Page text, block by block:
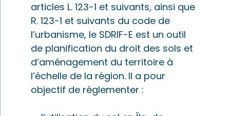
articles L. 123-1 et suivants, ainsi que
R. 123-1 et suivants du code de
l’urbanisme, le SDRIF-E est un outil
de planification du droit des sols et
d’aménagement du territoire à
l’échelle de la région. Il a pour
objectif de réglementer :